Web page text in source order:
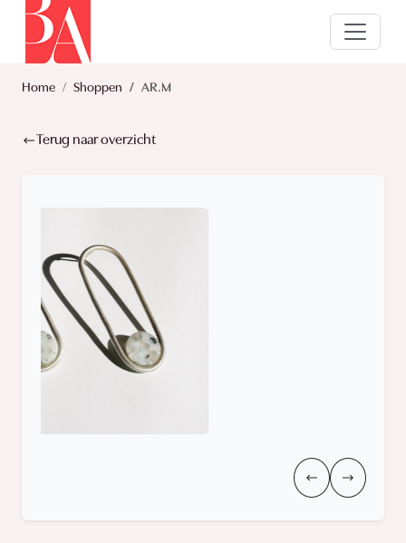
Home Shoppen AR.M
Terug naar overzicht